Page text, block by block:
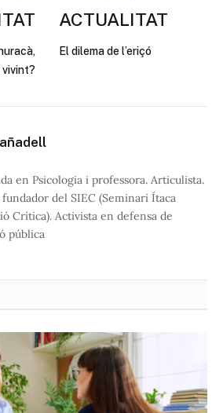
vivint?
ACTUALITAT
El dilema de l’eriçó
en Psicologia i professora. Articulista.
del SIEC (Seminari Ítaca
Crítica). Activista en defensa de
pública